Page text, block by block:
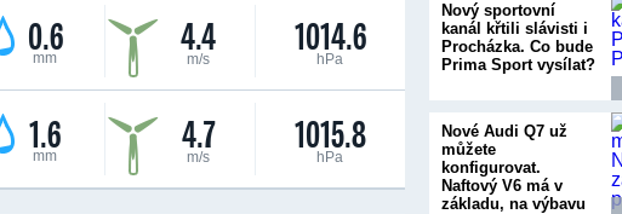
0.6
mm 4.4
m/s 1014.6
hPa
1.6
mm 4.7
m/s 1015.8
hPa
Nový sportovní
kanál křtili slávisti i
Procházka. Co bude
Prima Sport vysílat?
Nové Audi Q7 už
můžete
konfigurovat.
Naftový V6 má v
základu, na výbavu